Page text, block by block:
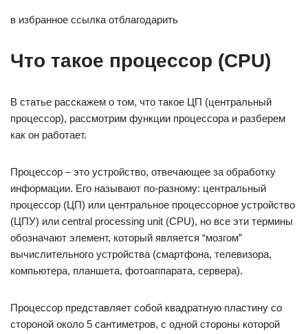
в избранное ссылка отблагодарить
Что такое процессор (CPU)
В статье расскажем о том, что такое ЦП (центральный
процессор), рассмотрим функции процессора и разберем
как он работает.
Процессор – это устройство, отвечающее за обработку
информации. Его называют по-разному: центральный
процессор (ЦП) или центральное процессорное устройство
(ЦПУ) или central processing unit (CPU), но все эти термины
обозначают элемент, который является “мозгом”
вычислительного устройства (смартфона, телевизора,
компьютера, планшета, фотоаппарата, сервера).
Процессор представляет собой квадратную пластину со
стороной около 5 сантиметров, с одной стороны которой